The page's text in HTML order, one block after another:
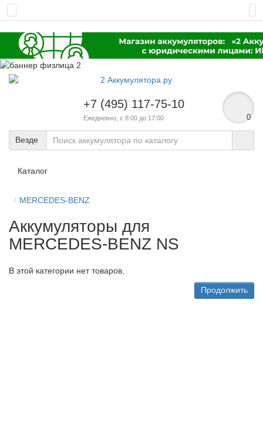
+7 (495) 117-75-10
Ежедневно, с 8:00 до 17:00 0
Везде
Каталог
MERCEDES-BENZ
Аккумуляторы для
MERCEDES-BENZ NS
В этой категории нет товаров.
Продолжить